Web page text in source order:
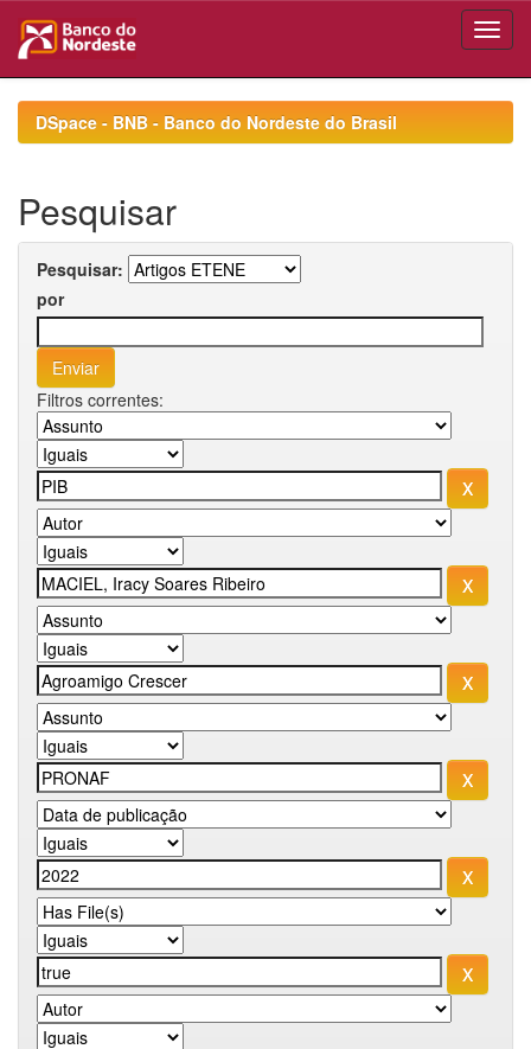
navigationDSpace - BNB - Banco do Nordeste do Brasil
Pesquisar
Pesquisar:
por
Filtros correntes: